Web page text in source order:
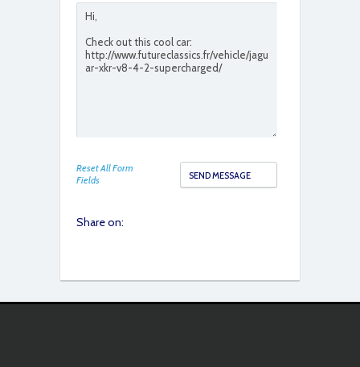
Reset All Form
Fields
Share on: